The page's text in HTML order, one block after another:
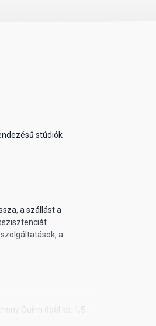
stúdiók
a szállást a
a
Quinn öböl kb. 1,5